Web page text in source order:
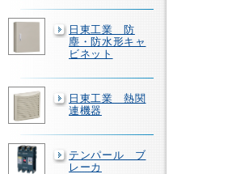
日東工業 防
塵・防水形キャ
ビネット
日東工業 熱関
連機器
テンパール ブ
レーカ